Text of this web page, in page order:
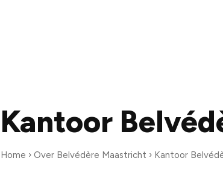
Kantoor
Home Over Belvédère Maastricht Kantoor